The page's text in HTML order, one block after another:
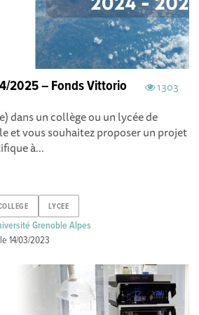
1303
2025 – Fonds Vittorio
dans un collège ou un lycée de
et vous souhaitez proposer un projet
à...
LYCEE
Grenoble Alpes
le14/03/2023